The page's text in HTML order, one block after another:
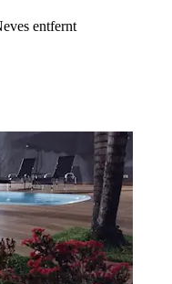
entfernt